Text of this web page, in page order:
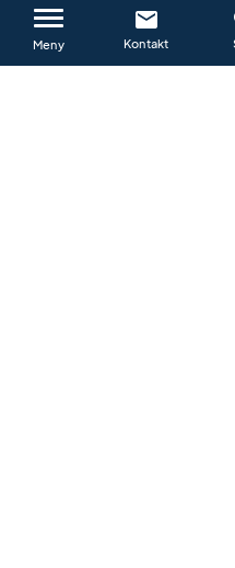
Sveavägen 83
Tel. 08-12 00 11
Meny
email